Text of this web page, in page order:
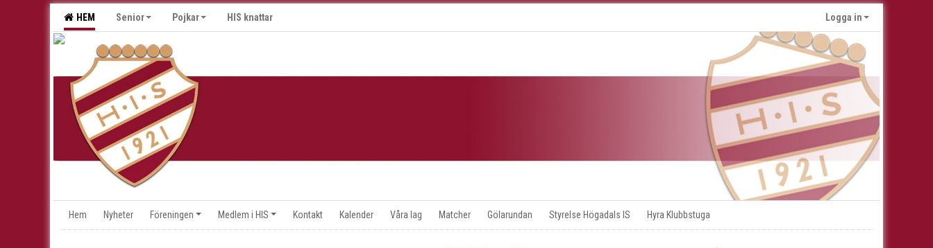
HEM Senior Pojkar HIS knattar Logga in
Hem Nyheter Föreningen Medlem i HIS Kontakt Kalender Våra lag Matcher Gölarundan Styrelse Högadals IS Hyra Klubbstuga